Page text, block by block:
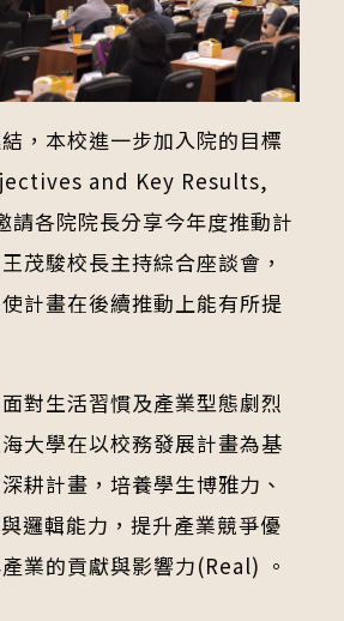
，本校進一步加入院的目標
and Key Results,
請各院院長分享今年度推動計
茂駿校長主持綜合座談會，
計畫在後續推動上能有所提
對生活習慣及產業型態劇烈
大學在以校務發展計畫為基
耕計畫，培養學生博雅力、
邏輯能力，提升產業競爭優
業的貢獻與影響力(Real) 。